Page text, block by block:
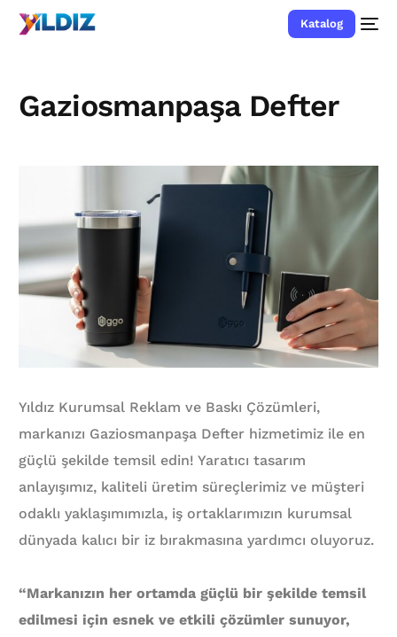
Katalog
Gaziosmanpaşa Defter
Yıldız Kurumsal Reklam ve Baskı Çözümleri,
markanızı Gaziosmanpaşa Defter hizmetimiz ile en
güçlü şekilde temsil edin! Yaratıcı tasarım
anlayışımız, kaliteli üretim süreçlerimiz ve müşteri
odaklı yaklaşımımızla, iş ortaklarımızın kurumsal
dünyada kalıcı bir iz bırakmasına yardımcı oluyoruz.
“Markanızın her ortamda güçlü bir şekilde temsil
edilmesi için esnek ve etkili çözümler sunuyor,